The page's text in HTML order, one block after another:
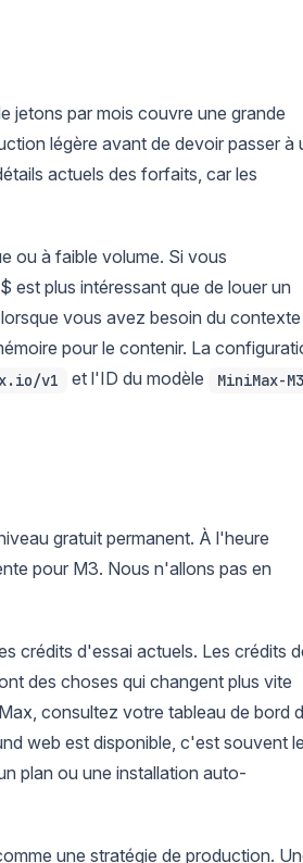
jetons par mois couvre une grande
légère avant de devoir passer à
actuels des forfaits, car les
ou à faible volume. Si vous
est plus intéressant que de louer un
vous avez besoin du contexte
pour le contenir. La
v1 et l'ID du modèle MiniMax-M3
gratuit permanent. À l'heure
pour M3. Nous n'allons pas en
crédits d'essai actuels. Les crédits
des choses qui changent plus vite
consultez votre tableau de bord
web est disponible, c'est souvent
plan ou une installation auto-
une stratégie de production.